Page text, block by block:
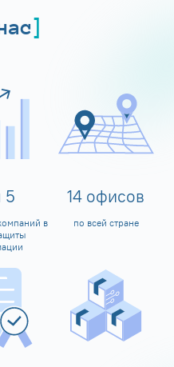
5
в
14 офисов
по всей стране